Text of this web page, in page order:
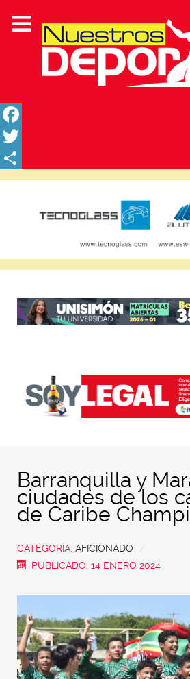
Facebook
Twitter
Share
Barranquilla y
ciudades de los
de Caribe
CATEGORÍA: AFICIONADO
PUBLICADO: 14 ENERO 2024